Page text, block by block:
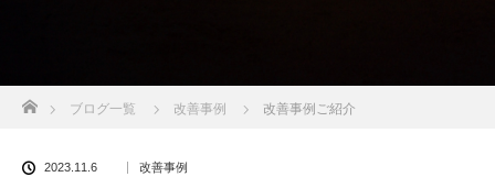
ブログ一覧 改善事例 改善事例ご紹介
2023.11.6 改善事例